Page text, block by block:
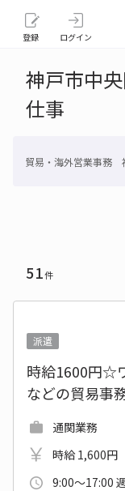
登録 ログイン
神戸市中
仕事
貿易・海外営業事務
51件
派遣
時給1600円☆
などの貿易事
通関業務
時給 1,600円
9:00～17:00